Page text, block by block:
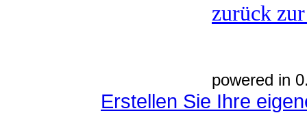
zurück
powered in
Erstellen Sie Ihre